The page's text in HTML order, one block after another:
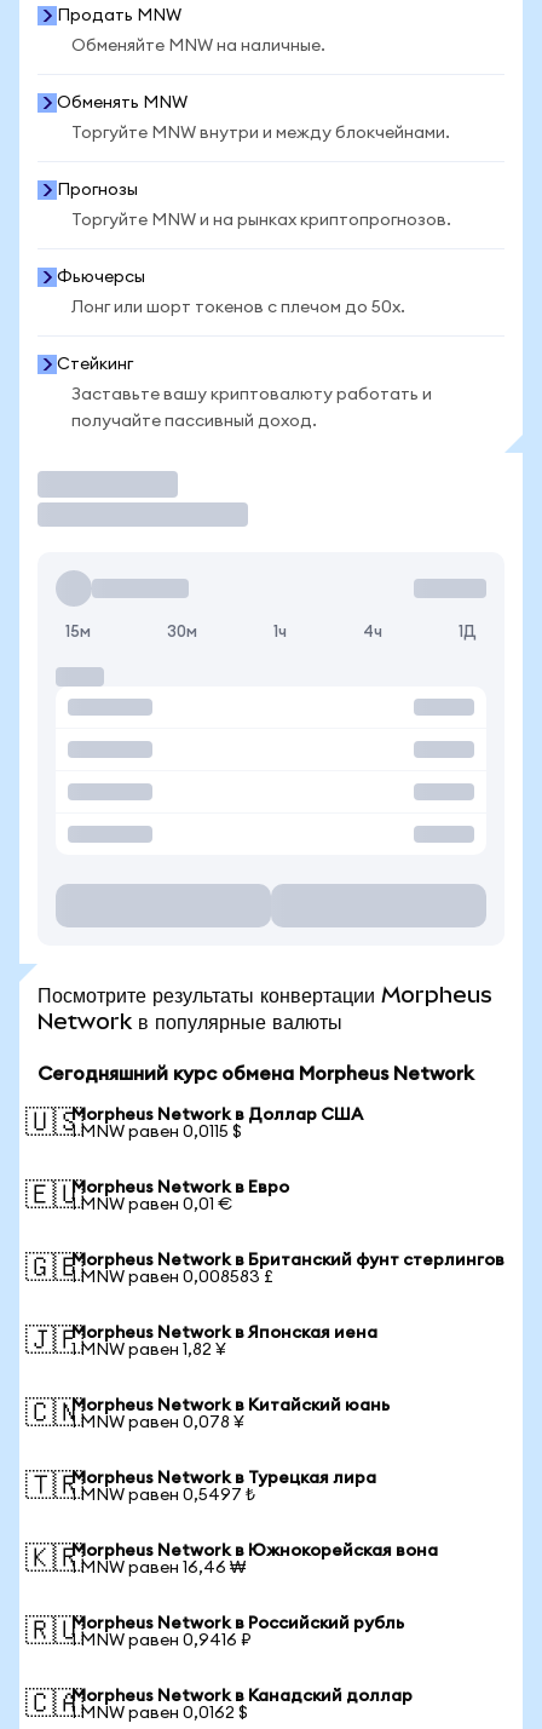
Продать MNW
Обменяйте MNW на наличные.
Обменять MNW
Торгуйте MNW внутри и между блокчейнами.
Прогнозы
Торгуйте MNW и на рынках криптопрогнозов.
Фьючерсы
Лонг или шорт токенов с плечом до 50x.
Стейкинг
Заставьте вашу криптовалюту работать и
получайте пассивный доход.
15м 30м 1ч 4ч 1Д
Посмотрите результаты конвертации Morpheus
Network в популярные валюты
Сегодняшний курс обмена Morpheus Network
🇺🇸Morpheus Network в Доллар США
1 MNW равен 0,0115 $
🇪🇺Morpheus Network в Евро
1 MNW равен 0,01 €
🇬🇧Morpheus Network в Британский фунт стерлингов
1 MNW равен 0,008583 £
🇯🇵Morpheus Network в Японская иена
1 MNW равен 1,82 ¥
🇨🇳Morpheus Network в Китайский юань
1 MNW равен 0,078 ¥
🇹🇷Morpheus Network в Турецкая лира
1 MNW равен 0,5497 ₺
🇰🇷Morpheus Network в Южнокорейская вона
1 MNW равен 16,46 ₩
🇷🇺Morpheus Network в Российский рубль
1 MNW равен 0,9416 ₽
🇨🇦Morpheus Network в Канадский доллар
1 MNW равен 0,0162 $